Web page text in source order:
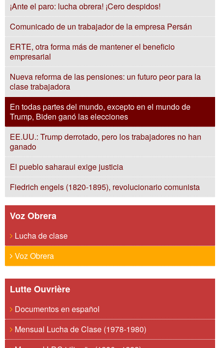
¡Ante el paro: lucha obrera! ¡Cero despidos!
Comunicado de un trabajador de la empresa Persán
ERTE, otra forma más de mantener el beneficio
empresarial
Nueva reforma de las pensiones: un futuro peor para la
clase trabajadora
En todas partes del mundo, excepto en el mundo de
Trump, Biden ganó las elecciones
EE.UU.: Trump derrotado, pero los trabajadores no han
ganado
El pueblo saharaui exige justicia
Fiedrich engels (1820-1895), revolucionario comunista
Voz Obrera
Lucha de clase
Voz Obrera
Lutte Ouvrière
Documentos en español
Mensual Lucha de Clase (1978-1980)